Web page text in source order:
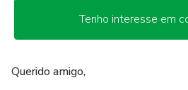
Tenho interesse em
Querido amigo,